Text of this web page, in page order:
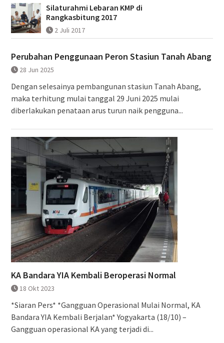
Silaturahmi Lebaran KMP di
Rangkasbitung 2017
2 Juli 2017
Perubahan Penggunaan Peron Stasiun Tanah Abang
28 Jun 2025
Dengan selesainya pembangunan stasiun Tanah Abang,
maka terhitung mulai tanggal 29 Juni 2025 mulai
diberlakukan penataan arus turun naik pengguna...
KA Bandara YIA Kembali Beroperasi Normal
18 Okt 2023
*Siaran Pers* *Gangguan Operasional Mulai Normal, KA
Bandara YIA Kembali Berjalan* Yogyakarta (18/10) –
Gangguan operasional KA yang terjadi di...